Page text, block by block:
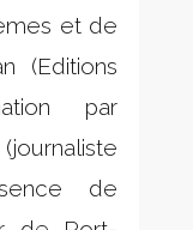
et de
(Editions
par
de